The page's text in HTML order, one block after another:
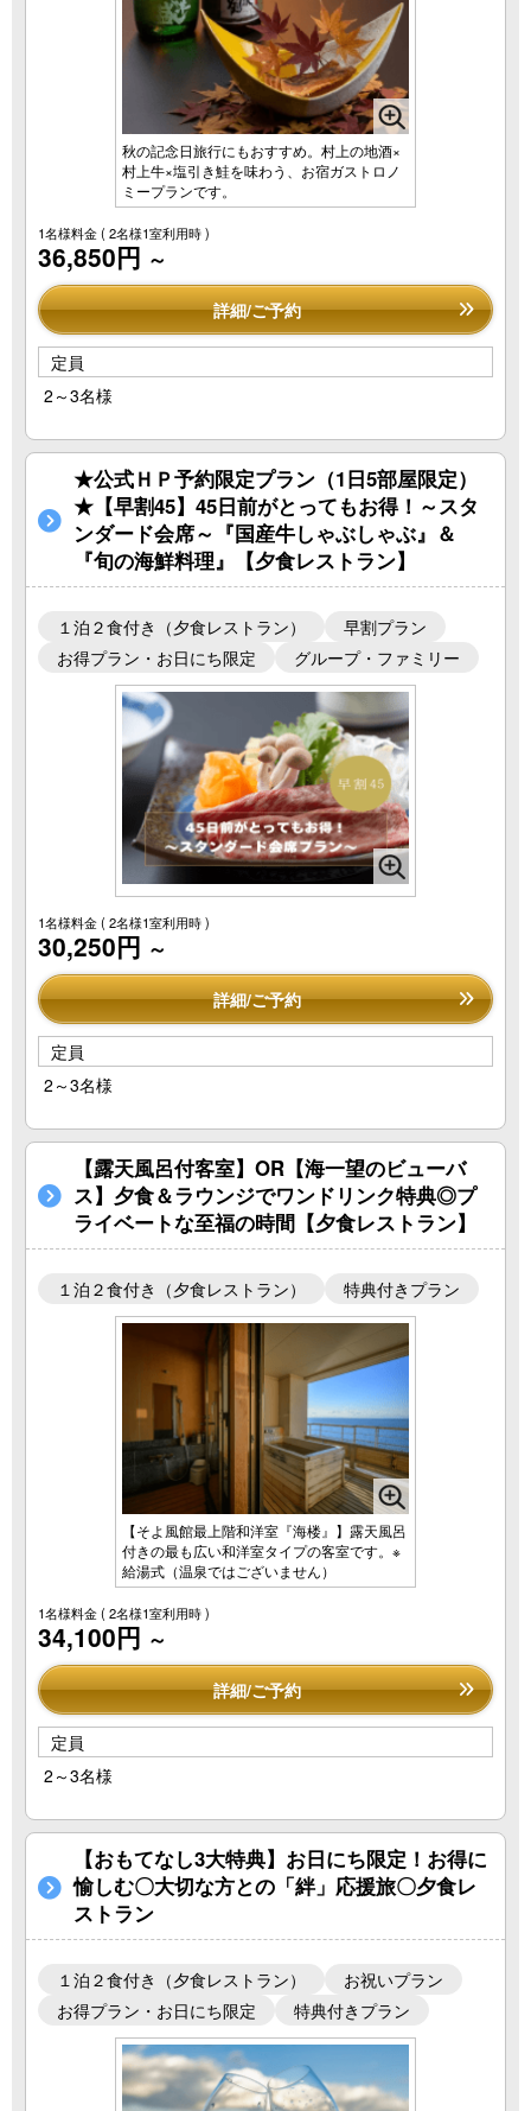
秋の記念日旅行にもおすすめ。村上の地酒×
村上牛×塩引き鮭を味わう、お宿ガストロノ
ミープランです。
1名様料金( 2名様1室利用時 )
36,850円 ～
詳細/ご予約
定員
2～3名様
★公式ＨＰ予約限定プラン（1日5部屋限定）
★【早割45】45日前がとってもお得！～スタ
ンダード会席～『国産牛しゃぶしゃぶ』＆
『旬の海鮮料理』【夕食レストラン】
１泊２食付き（夕食レストラン）
早割プラン
お得プラン・お日にち限定
グループ・ファミリー
1名様料金( 2名様1室利用時 )
30,250円 ～
詳細/ご予約
定員
2～3名様
【露天風呂付客室】OR【海一望のビューバ
ス】夕食＆ラウンジでワンドリンク特典◎プ
ライベートな至福の時間【夕食レストラン】
１泊２食付き（夕食レストラン） 特典付きプラン
【そよ風館最上階和洋室『海楼』】露天風呂
付きの最も広い和洋室タイプの客室です。※
給湯式（温泉ではございません）
1名様料金( 2名様1室利用時 )
34,100円 ～
詳細/ご予約
定員
2～3名様
【おもてなし3大特典】お日にち限定！お得に
愉しむ〇大切な方との「絆」応援旅〇夕食レ
ストラン
１泊２食付き（夕食レストラン）
お祝いプラン
お得プラン・お日にち限定
特典付きプラン